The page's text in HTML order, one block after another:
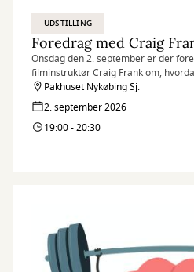
UDSTILLING
Foredrag med Craig
Onsdag den 2. september er der
filminstruktør Craig Frank om,
kreativiteten, og hvad der sker med
ned.
Pakhuset Nykøbing Sj.
2. september 2026
19:00 - 20:30